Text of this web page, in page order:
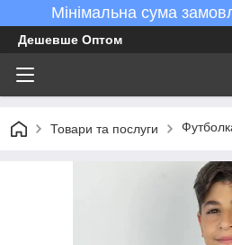
Мінімальна сума
Дешевше Оптом
Товари та послуги